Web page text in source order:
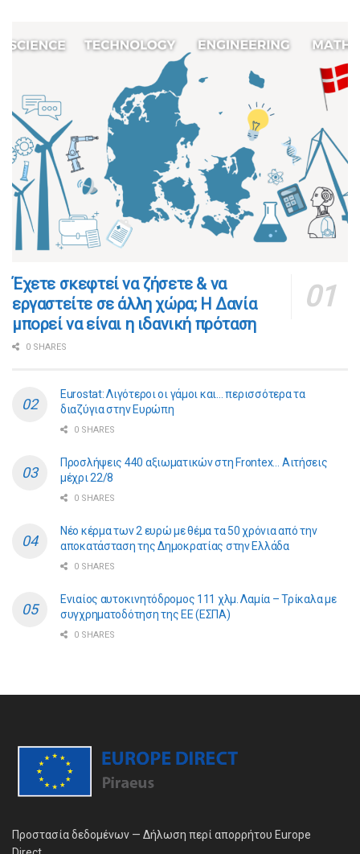
​​Έχετε σκεφτεί να ζήσετε & να
εργαστείτε σε άλλη χώρα; Η Δανία
μπορεί να είναι η ιδανική πρόταση
0 SHARES
Eurostat: Λιγότεροι οι γάμοι και… περισσότερα τα
διαζύγια στην Ευρώπη
0 SHARES
Προσλήψεις 440 αξιωματικών στη Frontex… Αιτήσεις
μέχρι 22/8
0 SHARES
Νέο κέρμα των 2 ευρώ με θέμα τα 50 χρόνια από την
αποκατάσταση της Δημοκρατίας στην Ελλάδα
0 SHARES
Ενιαίος αυτοκινητόδρομος 111 χλμ. Λαμία – Τρίκαλα με
συγχρηματοδότηση της ΕE (ΕΣΠΑ)
0 SHARES
Προστασία δεδομένων — Δήλωση περί απορρήτου Europe